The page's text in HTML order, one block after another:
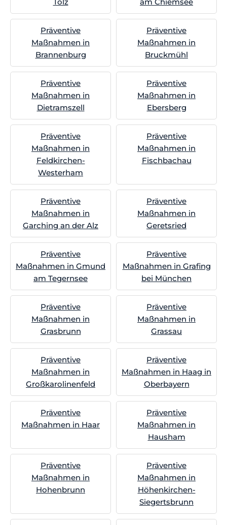
Präventive
Maßnahmen in
Brannenburg
Präventive
Maßnahmen in
Bruckmühl
Präventive
Maßnahmen in
Dietramszell
Präventive
Maßnahmen in
Ebersberg
Präventive
Maßnahmen in
Feldkirchen-
Westerham
Präventive
Maßnahmen in
Fischbachau
Präventive
Maßnahmen in
Garching an der Alz
Präventive
Maßnahmen in
Geretsried
Präventive
Maßnahmen in Gmund
am Tegernsee
Präventive
Maßnahmen in Grafing
bei München
Präventive
Maßnahmen in
Grasbrunn
Präventive
Maßnahmen in
Grassau
Präventive
Maßnahmen in
Großkarolinenfeld
Präventive
Maßnahmen in Haag in
Oberbayern
Präventive
Maßnahmen in Haar
Präventive
Maßnahmen in
Hausham
Präventive
Maßnahmen in
Hohenbrunn
Präventive
Maßnahmen in
Höhenkirchen-
Siegertsbrunn